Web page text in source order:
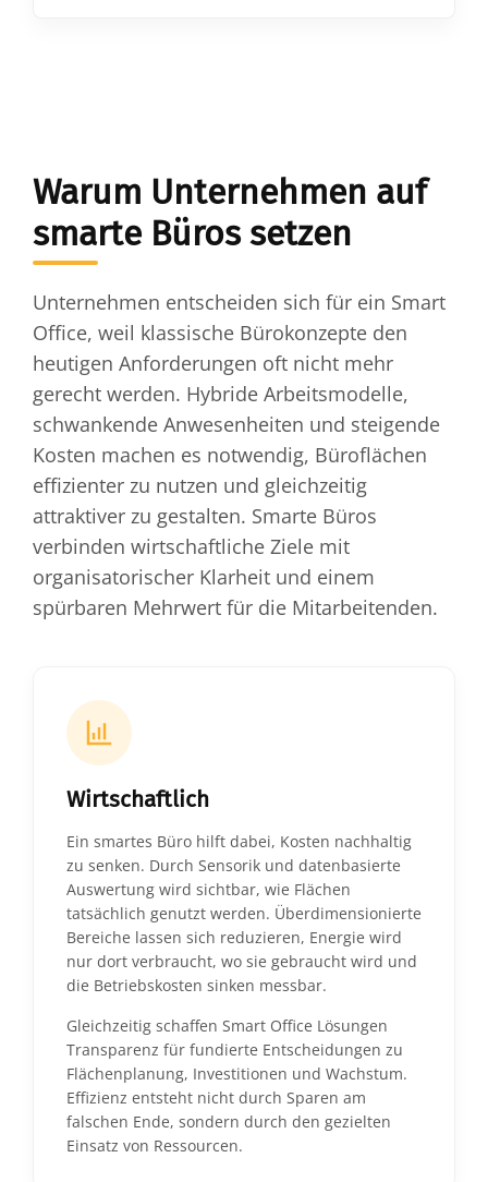
Warum Unternehmen auf
smarte Büros setzen
Unternehmen entscheiden sich für ein Smart
Office, weil klassische Bürokonzepte den
heutigen Anforderungen oft nicht mehr
gerecht werden. Hybride Arbeitsmodelle,
schwankende Anwesenheiten und steigende
Kosten machen es notwendig, Büroflächen
effizienter zu nutzen und gleichzeitig
attraktiver zu gestalten. Smarte Büros
verbinden wirtschaftliche Ziele mit
organisatorischer Klarheit und einem
spürbaren Mehrwert für die Mitarbeitenden.
Wirtschaftlich
Ein smartes Büro hilft dabei, Kosten nachhaltig
zu senken. Durch Sensorik und datenbasierte
Auswertung wird sichtbar, wie Flächen
tatsächlich genutzt werden. Überdimensionierte
Bereiche lassen sich reduzieren, Energie wird
nur dort verbraucht, wo sie gebraucht wird und
die Betriebskosten sinken messbar.
Gleichzeitig schaffen Smart Office Lösungen
Transparenz für fundierte Entscheidungen zu
Flächenplanung, Investitionen und Wachstum.
Effizienz entsteht nicht durch Sparen am
falschen Ende, sondern durch den gezielten
Einsatz von Ressourcen.